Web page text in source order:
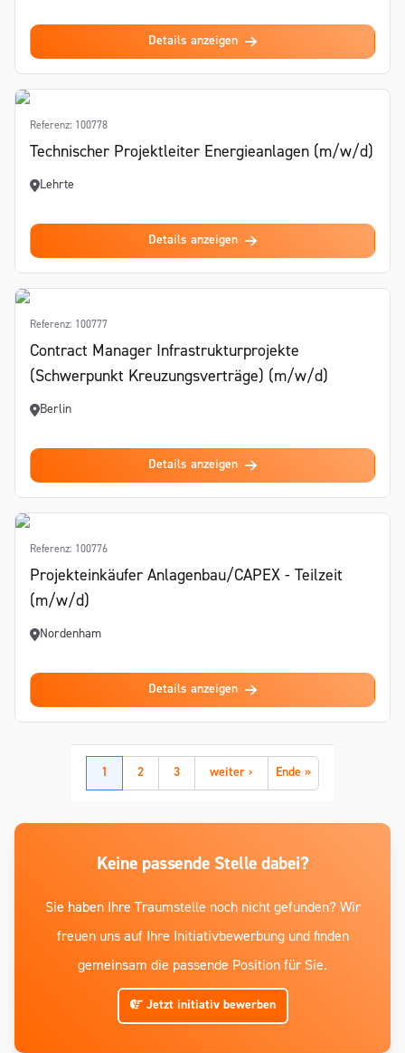
Details anzeigen
Referenz: 100778
Technischer Projektleiter Energieanlagen (m/w/d)
Lehrte
Details anzeigen
Referenz: 100777
Contract Manager Infrastrukturprojekte
(Schwerpunkt Kreuzungsverträge) (m/w/d)
Berlin
Details anzeigen
Referenz: 100776
Projekteinkäufer Anlagenbau/CAPEX - Teilzeit
(m/w/d)
Nordenham
Details anzeigen
1 2 3 weiter › Ende »
Keine passende Stelle dabei?
Sie haben Ihre Traumstelle noch nicht gefunden? Wir
freuen uns auf Ihre Initiativbewerbung und finden
gemeinsam die passende Position für Sie.
Jetzt initiativ bewerben